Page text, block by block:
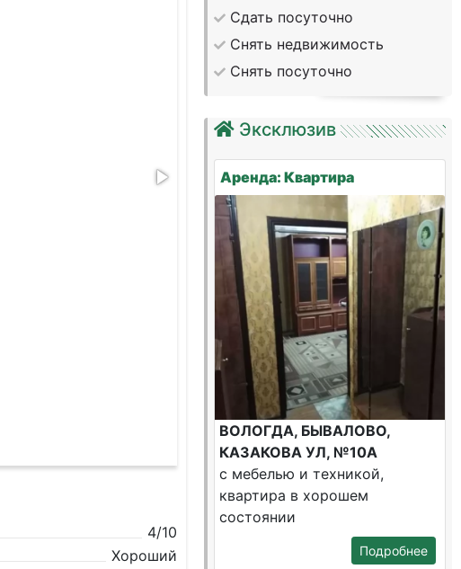
4/10
Хороший
Сдать посуточно
Снять недвижимость
Снять посуточно
Эксклюзив
Аренда: Квартира
ВОЛОГДА, БЫВАЛОВО,
КАЗАКОВА УЛ, №10А
с мебелью и техникой,
квартира в хорошем
состоянии
Подробнее